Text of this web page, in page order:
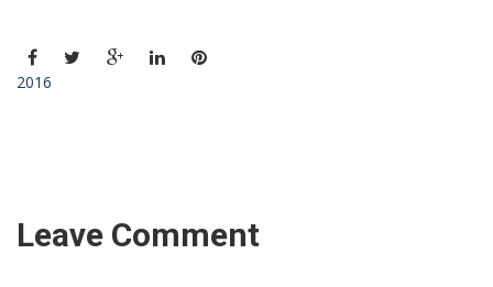
2016
Leave Comment